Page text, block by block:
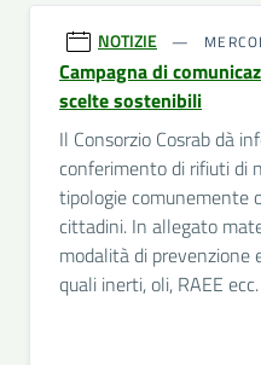
NOTIZIE
Campagna di
scelte sostenibili
Il Consorzio Cosrab dà
conferimento di rifiuti
tipologie comunemente
cittadini. In allegato
modalità di prevenzione
quali inerti, oli, RAEE ecc.